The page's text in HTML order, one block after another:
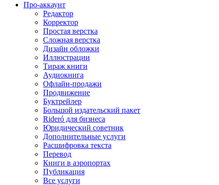
Про-аккаунт
Редактор
Корректор
Простая верстка
Сложная верстка
Дизайн обложки
Иллюстрации
Тираж книги
Аудиокнига
Офлайн-продажи
Продвижение
Буктрейлер
Большой издательский пакет
Rideró для бизнеса
Юридический советник
Дополнительные услуги
Расшифровка текста
Перевод
Книги в аэропортах
Публикация
Все услуги